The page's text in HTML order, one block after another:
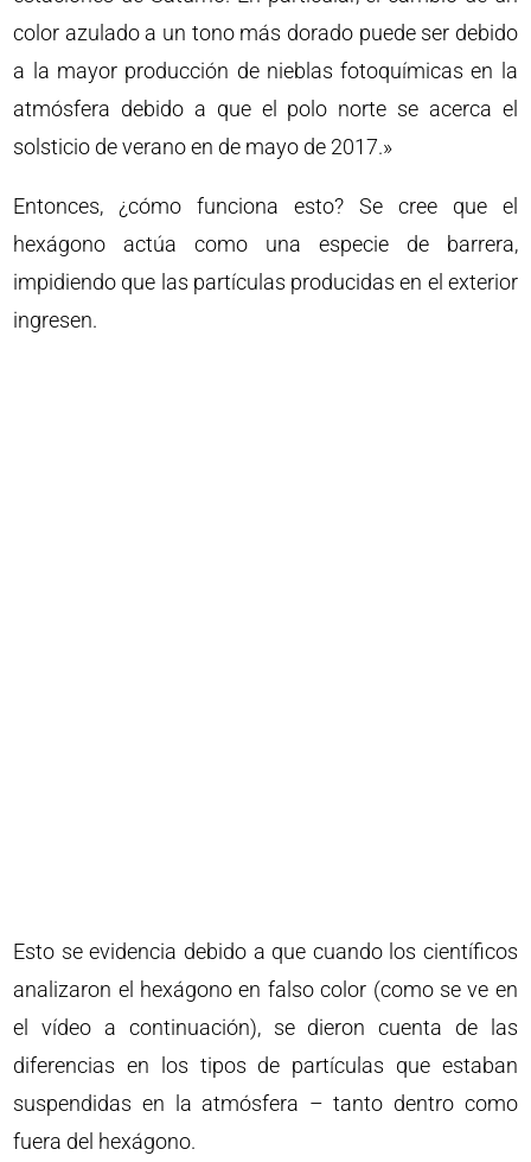
color azulado a un tono más dorado puede ser debido
a la mayor producción de nieblas fotoquímicas en la
atmósfera debido a que el polo norte se acerca el
solsticio de verano en de mayo de 2017.»
Entonces, ¿cómo funciona esto? Se cree que el
hexágono actúa como una especie de barrera,
impidiendo que las partículas producidas en el exterior
ingresen.
Esto se evidencia debido a que cuando los científicos
analizaron el hexágono en falso color (como se ve en
el vídeo a continuación), se dieron cuenta de las
diferencias en los tipos de partículas que estaban
suspendidas en la atmósfera – tanto dentro como
fuera del hexágono.